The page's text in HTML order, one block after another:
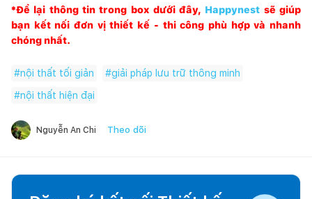
*Để lại thông tin trong box dưới đây, Happynest sẽ giúp
bạn kết nối đơn vị thiết kế - thi công phù hợp và nhanh
chóng nhất.
#nội thất tối giản #giải pháp lưu trữ thông minh
#nội thất hiện đại
Nguyễn An Chi Theo dõi